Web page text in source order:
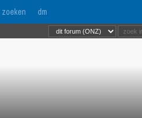
zoeken dm